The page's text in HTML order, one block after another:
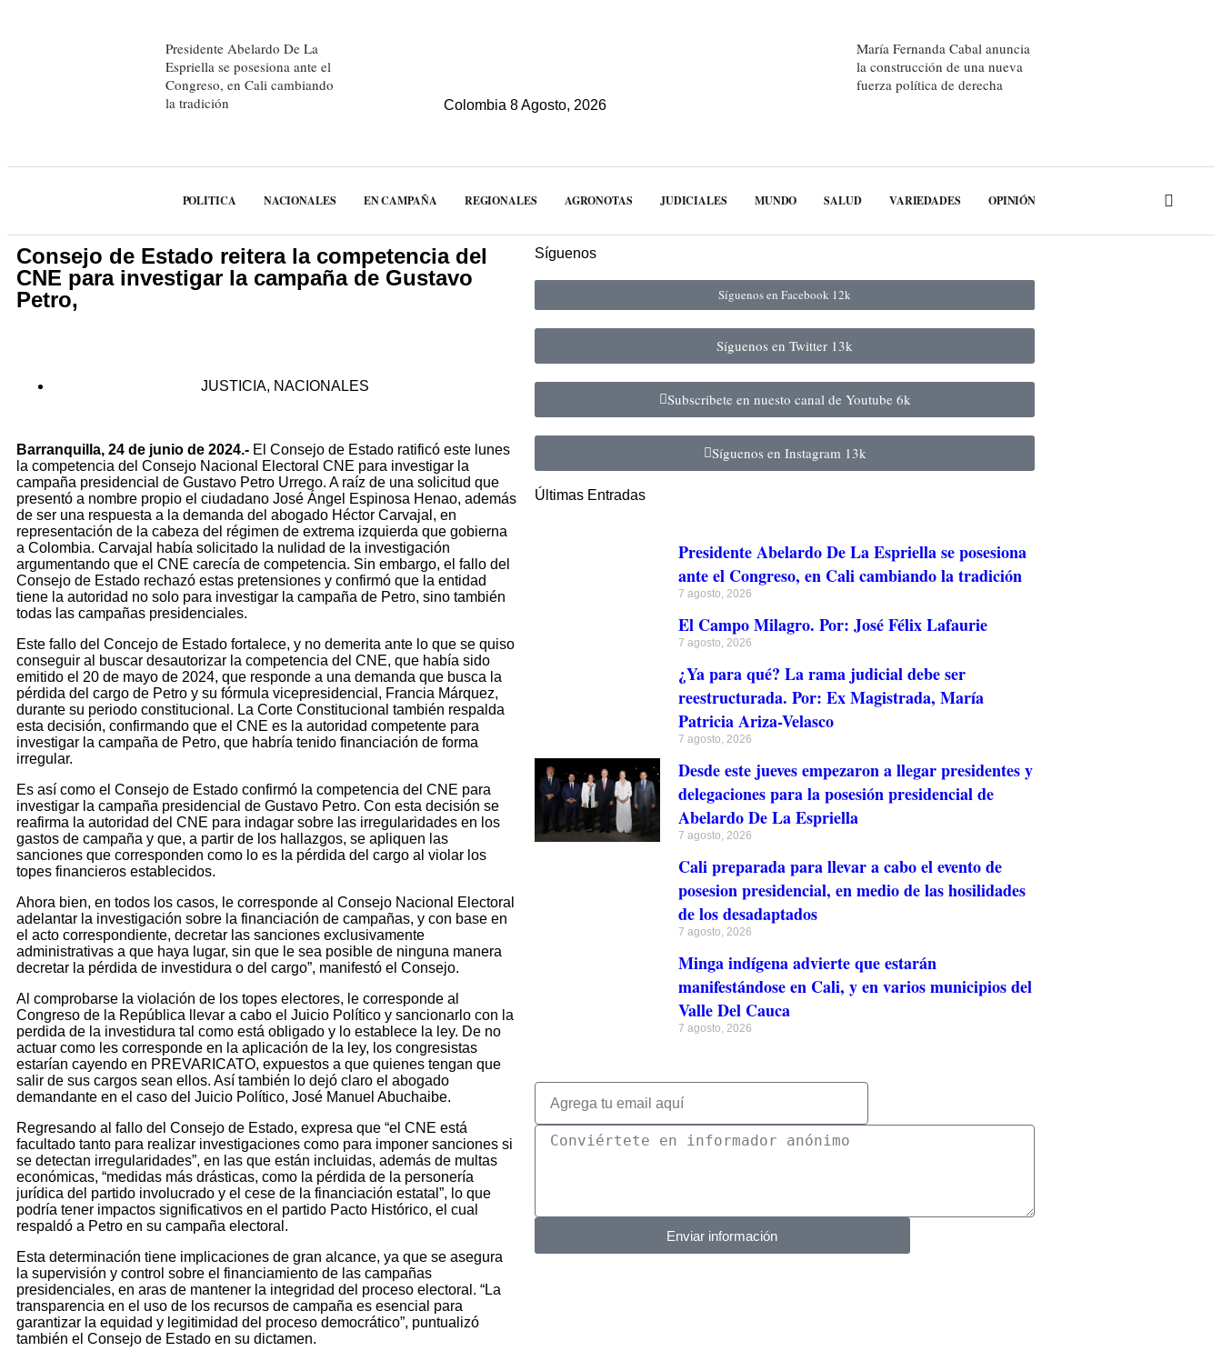
Presidente Abelardo De La
Espriella se posesiona ante el
Congreso, en Cali cambiando
la tradición
Colombia 8 Agosto, 2026
María Fernanda Cabal anuncia
la construcción de una nueva
fuerza política de derecha
POLITICA NACIONALES EN CAMPAÑA REGIONALES AGRONOTAS JUDICIALES MUNDO SALUD VARIEDADES OPINIÓN
Consejo de Estado reitera la competencia del
CNE para investigar la campaña de Gustavo
Petro,
JUSTICIA, NACIONALES
Barranquilla, 24 de junio de 2024.- El Consejo de Estado ratificó este lunes
la competencia del Consejo Nacional Electoral CNE para investigar la
campaña presidencial de Gustavo Petro Urrego. A raíz de una solicitud que
presentó a nombre propio el ciudadano José Ángel Espinosa Henao, además
de ser una respuesta a la demanda del abogado Héctor Carvajal, en
representación de la cabeza del régimen de extrema izquierda que gobierna
a Colombia. Carvajal había solicitado la nulidad de la investigación
argumentando que el CNE carecía de competencia. Sin embargo, el fallo del
Consejo de Estado rechazó estas pretensiones y confirmó que la entidad
tiene la autoridad no solo para investigar la campaña de Petro, sino también
todas las campañas presidenciales.
Este fallo del Concejo de Estado fortalece, y no demerita ante lo que se quiso
conseguir al buscar desautorizar la competencia del CNE, que había sido
emitido el 20 de mayo de 2024, que responde a una demanda que busca la
pérdida del cargo de Petro y su fórmula vicepresidencial, Francia Márquez,
durante su periodo constitucional. La Corte Constitucional también respalda
esta decisión, confirmando que el CNE es la autoridad competente para
investigar la campaña de Petro, que habría tenido financiación de forma
irregular.
Es así como el Consejo de Estado confirmó la competencia del CNE para
investigar la campaña presidencial de Gustavo Petro. Con esta decisión se
reafirma la autoridad del CNE para indagar sobre las irregularidades en los
gastos de campaña y que, a partir de los hallazgos, se apliquen las
sanciones que corresponden como lo es la pérdida del cargo al violar los
topes financieros establecidos.
Ahora bien, en todos los casos, le corresponde al Consejo Nacional Electoral
adelantar la investigación sobre la financiación de campañas, y con base en
el acto correspondiente, decretar las sanciones exclusivamente
administrativas a que haya lugar, sin que le sea posible de ninguna manera
decretar la pérdida de investidura o del cargo”, manifestó el Consejo.
Al comprobarse la violación de los topes electores, le corresponde al
Congreso de la República llevar a cabo el Juicio Político y sancionarlo con la
perdida de la investidura tal como está obligado y lo establece la ley. De no
actuar como les corresponde en la aplicación de la ley, los congresistas
estarían cayendo en PREVARICATO, expuestos a que quienes tengan que
salir de sus cargos sean ellos. Así también lo dejó claro el abogado
demandante en el caso del Juicio Político, José Manuel Abuchaibe.
Regresando al fallo del Consejo de Estado, expresa que “el CNE está
facultado tanto para realizar investigaciones como para imponer sanciones si
se detectan irregularidades”, en las que están incluidas, además de multas
económicas, “medidas más drásticas, como la pérdida de la personería
jurídica del partido involucrado y el cese de la financiación estatal”, lo que
podría tener impactos significativos en el partido Pacto Histórico, el cual
respaldó a Petro en su campaña electoral.
Esta determinación tiene implicaciones de gran alcance, ya que se asegura
la supervisión y control sobre el financiamiento de las campañas
presidenciales, en aras de mantener la integridad del proceso electoral. “La
transparencia en el uso de los recursos de campaña es esencial para
garantizar la equidad y legitimidad del proceso democrático”, puntualizó
también el Consejo de Estado en su dictamen.
Síguenos
Síguenos en Facebook 12k
Síguenos en Twitter 13k
Subscribete en nuesto canal de Youtube 6k
Síguenos en Instagram 13k
Últimas Entradas
Presidente Abelardo De La Espriella se posesiona
ante el Congreso, en Cali cambiando la tradición
7 agosto, 2026
El Campo Milagro. Por: José Félix Lafaurie
7 agosto, 2026
¿Ya para qué? La rama judicial debe ser
reestructurada. Por: Ex Magistrada, María
Patricia Ariza-Velasco
7 agosto, 2026
Desde este jueves empezaron a llegar presidentes y
delegaciones para la posesión presidencial de
Abelardo De La Espriella
7 agosto, 2026
Cali preparada para llevar a cabo el evento de
posesion presidencial, en medio de las hosilidades
de los desadaptados
7 agosto, 2026
Minga indígena advierte que estarán
manifestándose en Cali, y en varios municipios del
Valle Del Cauca
7 agosto, 2026
Enviar información